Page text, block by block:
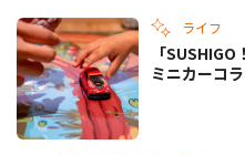
ライフ
「
ミニカーコ